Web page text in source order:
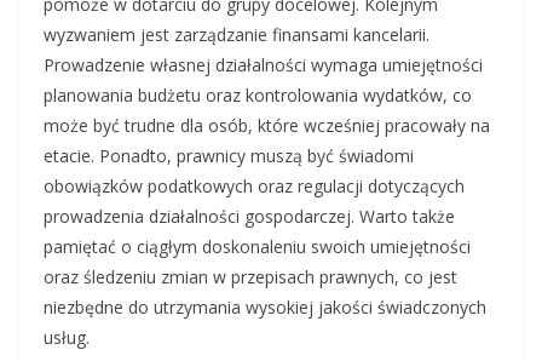
wyzwaniem jest zarządzanie finansami kancelarii.
Prowadzenie własnej działalności wymaga umiejętności
planowania budżetu oraz kontrolowania wydatków, co
może być trudne dla osób, które wcześniej pracowały na
etacie. Ponadto, prawnicy muszą być świadomi
obowiązków podatkowych oraz regulacji dotyczących
prowadzenia działalności gospodarczej. Warto także
pamiętać o ciągłym doskonaleniu swoich umiejętności
oraz śledzeniu zmian w przepisach prawnych, co jest
niezbędne do utrzymania wysokiej jakości świadczonych
usług.